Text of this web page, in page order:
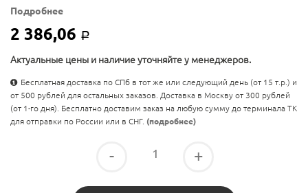
Подробнее
2 386,06 Р
Актуальные цены и наличие уточняйте у менеджеров.
Бесплатная доставка по СПб в тот же или следующий день (от 15 т.р.) и
от 500 рублей для остальных заказов. Доставка в Москву от 300 рублей
(от 1-го дня). Бесплатно доставим заказ на любую сумму до терминала ТК
для отправки по России или в СНГ. (подробнее)
- +